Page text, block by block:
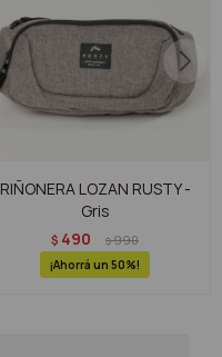
RIÑONERA LOZAN RUSTY -
Gris
$ 490 $990
50